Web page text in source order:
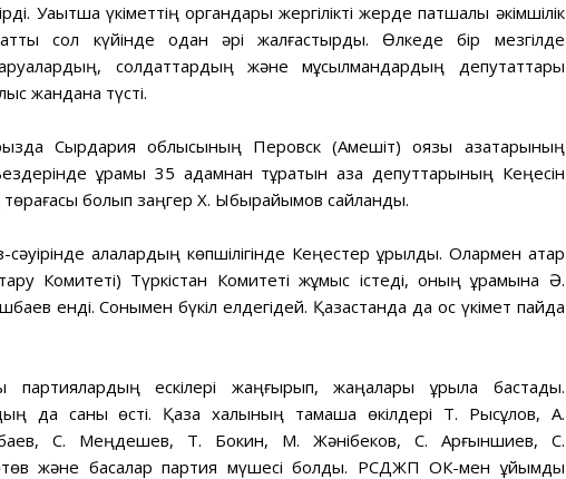
Уақытша үкіметтің органдары жергілікті жерде патшалық әкімшілік
сол күйінде одан әрі жалғастырды. Өлкеде бір мезгілде
солдаттардың және мұсылмандардың депутаттары
жандана түсті.
Сырдария облысының Перовск (Ақмешіт) оязы қазақтарының
құрамы 35 адамнан тұратын қазақ депуттарының Кеңесін
болып заңгер X. Ыбырайымов сайланды.
қалалардың көпшілігінде Кеңестер құрылды. Олармен қатар
Комитеті) Түркістан Комитеті жұмыс істеді, оның құрамына Ә.
енді. Сонымен бүкіл елдегідей. Қазақстанда да қос үкімет пайда
партиялардың ескілері жаңғырып, жаңалары құрыла бастады.
да саны өсті. Қазақ халқының тамаша өкілдері Т. Рысқұлов, А.
С. Меңдешев, Т. Бокин, М. Жәнібеков, С. Арғыншиев, С.
және басқалар партия мүшесі болды. РСДЖП ОК-мен ұйымдық